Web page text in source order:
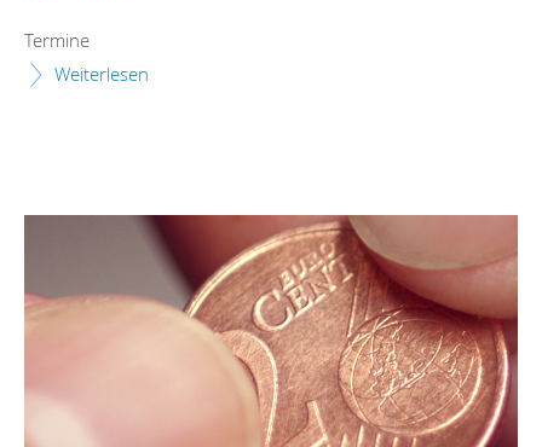
Termine
Weiterlesen